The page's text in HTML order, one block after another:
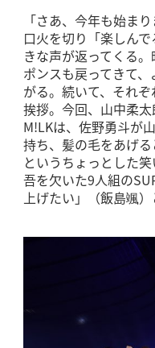
「さあ、今年も始ま
口火を切り「楽しん
きな声が返ってくる
ポンスも戻ってきて
がる。続いて、それ
挨拶。今回、山中柔
M!LKは、佐野勇斗が
持ち、髪の毛をあげ
というちょっとした
吾を欠いた9人組の
上げたい」（飯島颯）